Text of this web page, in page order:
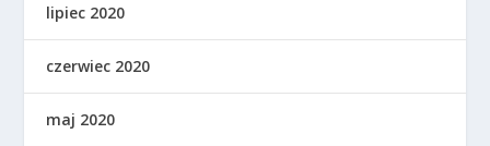
lipiec 2020
czerwiec 2020
maj 2020